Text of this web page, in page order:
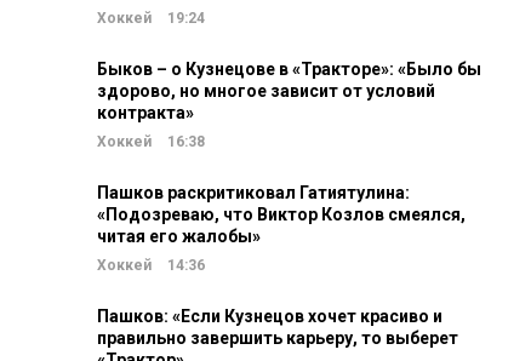
Хоккей 19:24
Быков – о Кузнецове в «Тракторе»: «Было бы
здорово, но многое зависит от условий
контракта»
Хоккей 16:38
Пашков раскритиковал Гатиятулина:
«Подозреваю, что Виктор Козлов смеялся,
читая его жалобы»
Хоккей 14:36
Пашков: «Если Кузнецов хочет красиво и
правильно завершить карьеру, то выберет